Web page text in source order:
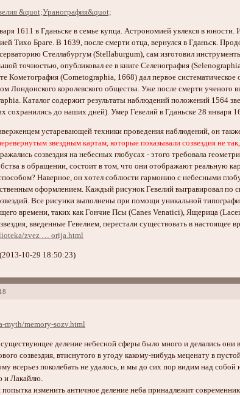
1611 в Гданьске в семье купца. Астрономией увлекся в
Тихо Браге. В 1639, после смерти отца, вернулся в Гданьск.
Стеллабургум (Stellaburgum), сам изготовил
точностью, опубликовал ее в книге Селенография
Кометография (Cometographia, 1668) дал первое
Лондонского королевского общества. Уже после смерти ученого
Каталог содержит результаты наблюдений положений 1564
сохранились до наших дней). Умер Гевелий в Гданьске 28 января
устаревающей техники проведения наблюдений, он
звездным картам, которые показывали созвездия не
созвездия на небесных глобусах - этого требовала
в обращении, состоит в том, что они отображают реальную
Наверное, он хотел соблюсти гармонию с небесными
оформлением. Каждый рисунок Гевелий выгравировал по
Все рисунки выполнены при помощи уникальной
времени, таких как Гончие Псы (Canes Venatici), Ящерица
введенные Гевелием, перестали существовать в настоящее
zvez … orija.html
10-29 18:50:23)
memory-sozv.html
деление небесной сферы было много и делались они
созвездия, втиснутого в угоду какому-нибудь меценату в
всерьез поколебать не удалось, и мы до сих пор видим над
и Лакайлю.
изменить античное деление неба принадлежит